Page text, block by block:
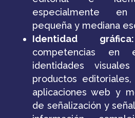
especialmente
pequeña y mediana
Identidad gráfica:
competencias
identidades
productos
aplicaciones web y
de señalización y